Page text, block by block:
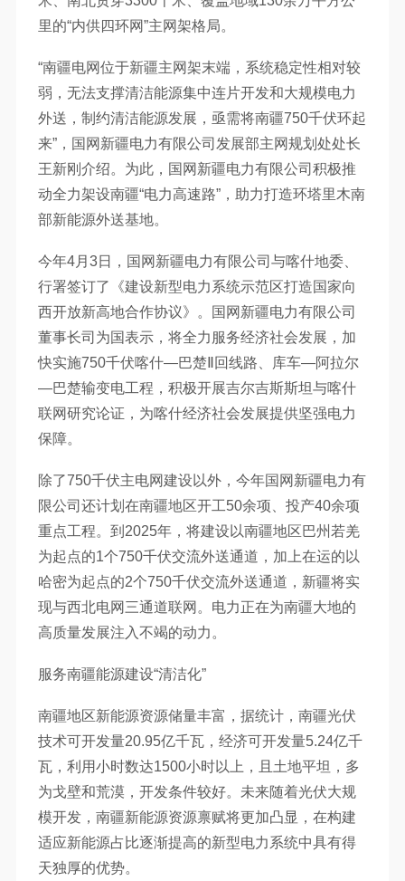
里的“内供四环网”主网架格局。
“南疆电网位于新疆主网架末端，系统稳定性相对较
弱，无法支撑清洁能源集中连片开发和大规模电力
外送，制约清洁能源发展，亟需将南疆750千伏环起
来”，国网新疆电力有限公司发展部主网规划处处长
王新刚介绍。为此，国网新疆电力有限公司积极推
动全力架设南疆“电力高速路”，助力打造环塔里木南
部新能源外送基地。
今年4月3日，国网新疆电力有限公司与喀什地委、
行署签订了《建设新型电力系统示范区打造国家向
西开放新高地合作协议》。国网新疆电力有限公司
董事长司为国表示，将全力服务经济社会发展，加
快实施750千伏喀什—巴楚Ⅱ回线路、库车—阿拉尔
—巴楚输变电工程，积极开展吉尔吉斯斯坦与喀什
联网研究论证，为喀什经济社会发展提供坚强电力
保障。
除了750千伏主电网建设以外，今年国网新疆电力有
限公司还计划在南疆地区开工50余项、投产40余项
重点工程。到2025年，将建设以南疆地区巴州若羌
为起点的1个750千伏交流外送通道，加上在运的以
哈密为起点的2个750千伏交流外送通道，新疆将实
现与西北电网三通道联网。电力正在为南疆大地的
高质量发展注入不竭的动力。
服务南疆能源建设“清洁化”
南疆地区新能源资源储量丰富，据统计，南疆光伏
技术可开发量20.95亿千瓦，经济可开发量5.24亿千
瓦，利用小时数达1500小时以上，且土地平坦，多
为戈壁和荒漠，开发条件较好。未来随着光伏大规
模开发，南疆新能源资源禀赋将更加凸显，在构建
适应新能源占比逐渐提高的新型电力系统中具有得
天独厚的优势。